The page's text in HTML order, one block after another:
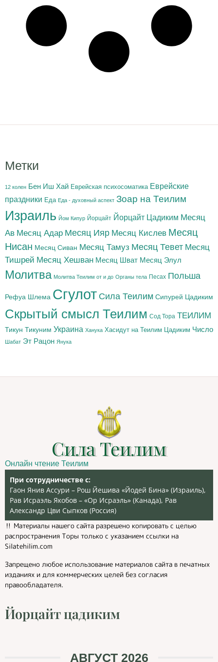
Метки
12 колен Бен Иш Хай Еврейская психосоматика Еврейские
праздники Еда Еда - духовный аспект Зоар на Теилим
Израиль Йом Кипур Йорцайт Йорцайт Цадиким Месяц
Ав Месяц Адар Месяц Ияр Месяц Кислев Месяц
Нисан Месяц Сиван Месяц Тамуз Месяц Тевет Месяц
Тишрей Месяц Хешван Месяц Шват Месяц Элул
Молитва Молитва Теилим от и до Органы тела Песах Польша
Рефуа Шлема Сгулот Сила Теилим Сипурей Цадиким
Скрытый смысл Теилим Сод Тора ТЕИЛИМ
Тикун Тикуним Украина Ханука Хасидут на Теилим Цадиким Число
Шабат Эт Рацон Янука
Сила Теилим
Онлайн чтение Теилим
При сотрудничестве с:
Гаон Янив Ассури – Рош Йешива «Йодей Бина» (Израиль),
Рав Исраэль Якобов – «Ор Исраэль» (Канада), Рав
Александр Цви Сыпков (Россия)
‼️ Материалы нашего сайта разрешено копировать с целью
распространения Торы только с указанием ссылки на
Silatehilim.com
Запрещено любое использование материалов сайта в печатных
изданиях и для коммерческих целей без согласия
правообладателя.
Йорцайт цадиким
АВГУСТ 2026